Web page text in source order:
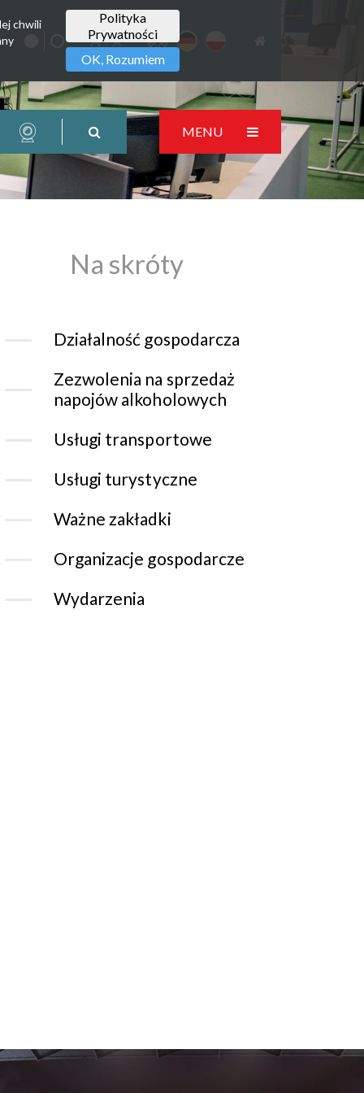
MENU
Na skróty
Działalność gospodarcza
Zezwolenia na sprzedaż
napojów alkoholowych
Usługi transportowe
Usługi turystyczne
Ważne zakładki
Organizacje gospodarcze
Wydarzenia
Polityka
Prywatności
OK, Rozumiem
chwili